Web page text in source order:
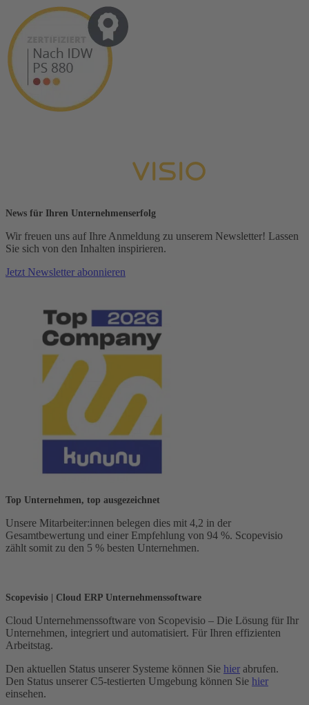
News für Ihren Unternehmenserfolg
Wir freuen uns auf Ihre Anmeldung zu unserem Newsletter! Lassen
Sie sich von den Inhalten inspirieren.
Jetzt Newsletter abonnieren
Top Unternehmen, top ausgezeichnet
Unsere Mitarbeiter:innen belegen dies mit 4,2 in der
Gesamtbewertung und einer Empfehlung von 94 %. Scopevisio
zählt somit zu den 5 % besten Unternehmen.
Scopevisio | Cloud ERP Unternehmenssoftware
Cloud Unternehmenssoftware von Scopevisio – Die Lösung für Ihr
Unternehmen, integriert und automatisiert. Für Ihren effizienten
Arbeitstag.
Den aktuellen Status unserer Systeme können Sie hier abrufen.
Den Status unserer C5-testierten Umgebung können Sie hier
einsehen.